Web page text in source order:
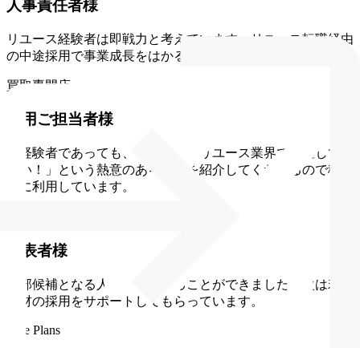
人事責任者様
リユース経験者は即戦力と考えています。リユース転職経由
の中途採用で事業成長をはかることができています。
買取専門店
採用ご担当者様
未経験者であっても、「これからリユース業界で活躍してみ
たい！」という熱意のある人材を紹介してくださるので積極
的に利用しています。
代表者様
幹部候補となる人材を採用することができました。次は若手
人材の採用をサポートしてもらっています。
Rate Plans